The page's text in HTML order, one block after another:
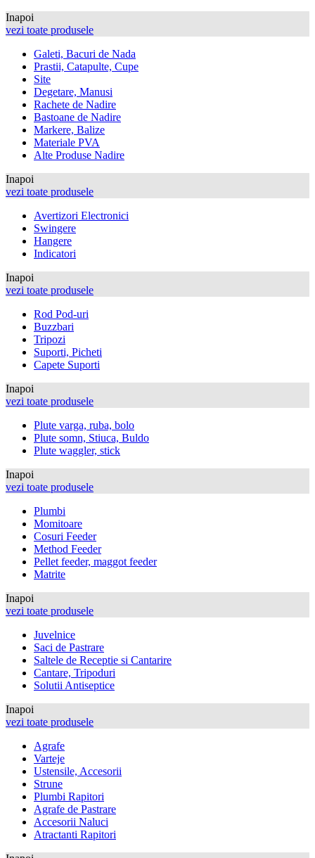
Inapoi
vezi toate produsele
Galeti, Bacuri de Nada
Prastii, Catapulte, Cupe
Site
Degetare, Manusi
Rachete de Nadire
Bastoane de Nadire
Markere, Balize
Materiale PVA
Alte Produse Nadire
Inapoi
vezi toate produsele
Avertizori Electronici
Swingere
Hangere
Indicatori
Inapoi
vezi toate produsele
Rod Pod-uri
Buzzbari
Tripozi
Suporti, Picheti
Capete Suporti
Inapoi
vezi toate produsele
Plute varga, ruba, bolo
Plute somn, Stiuca, Buldo
Plute waggler, stick
Inapoi
vezi toate produsele
Plumbi
Momitoare
Cosuri Feeder
Method Feeder
Pellet feeder, maggot feeder
Matrite
Inapoi
vezi toate produsele
Juvelnice
Saci de Pastrare
Saltele de Receptie si Cantarire
Cantare, Tripoduri
Solutii Antiseptice
Inapoi
vezi toate produsele
Agrafe
Varteje
Ustensile, Accesorii
Strune
Plumbi Rapitori
Agrafe de Pastrare
Accesorii Naluci
Atractanti Rapitori